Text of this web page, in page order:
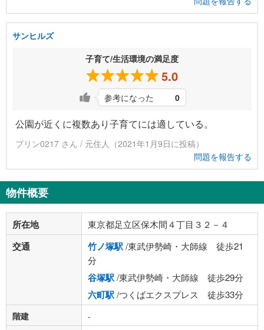
サンヒルズ
子育て/生活環境の満足度
5.0
参考になった 0
公園が近くに複数あり子育てには適している。
プリン0217 さん / 元住人（2021年1月9日に投稿）
問題を報告する
物件概要
所在地 東京都足立区保木間４丁目３２－４
交通 竹ノ塚駅/東武伊勢崎・大師線 徒歩21
分
谷塚駅/東武伊勢崎・大師線 徒歩29分
六町駅/つくばエクスプレス 徒歩33分
階建
-